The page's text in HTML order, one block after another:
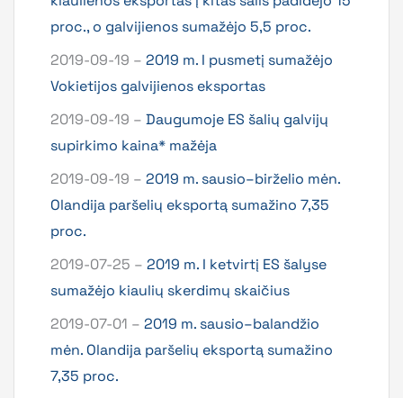
proc., o galvijienos sumažėjo 5,5 proc.
2019-09-19 – 2019 m. I pusmetį sumažėjo
Vokietijos galvijienos eksportas
2019-09-19 – Daugumoje ES šalių galvijų
supirkimo kaina* mažėja
2019-09-19 – 2019 m. sausio–birželio mėn.
Olandija paršelių eksportą sumažino 7,35
proc.
2019-07-25 – 2019 m. I ketvirtį ES šalyse
sumažėjo kiaulių skerdimų skaičius
2019-07-01 – 2019 m. sausio–balandžio
mėn. Olandija paršelių eksportą sumažino
7,35 proc.